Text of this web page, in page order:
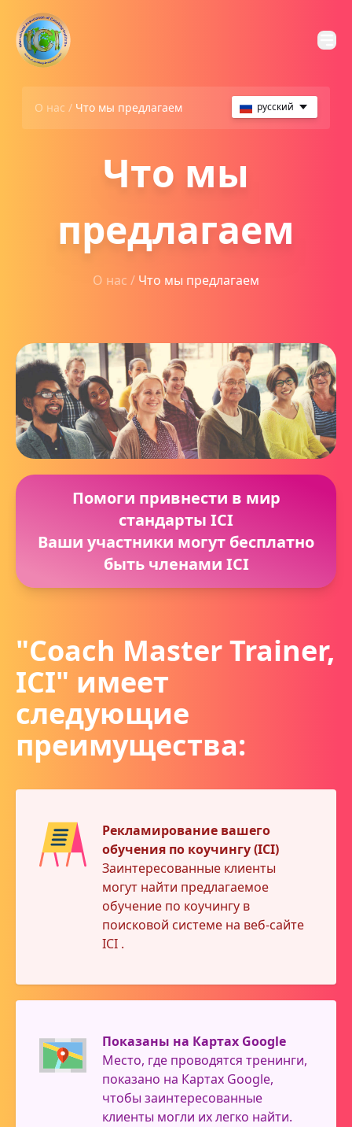
О нас / Что мы предлагаем русский
Что мы
предлагаем
О нас / Что мы предлагаем
Помоги привнести в мир
стандарты ICI
Ваши участники могут бесплатно
быть членами ICI
"Coach Master Trainer,
ICI" имеет
следующие
преимущества:
Рекламирование вашего
обучения по коучингу (ICI)
Заинтересованные клиенты
могут найти предлагаемое
обучение по коучингу в
поисковой системе на веб-сайте
ICI .
Показаны на Картах Google
Место, где проводятся тренинги,
показано на Картах Google,
чтобы заинтересованные
клиенты могли их легко найти.